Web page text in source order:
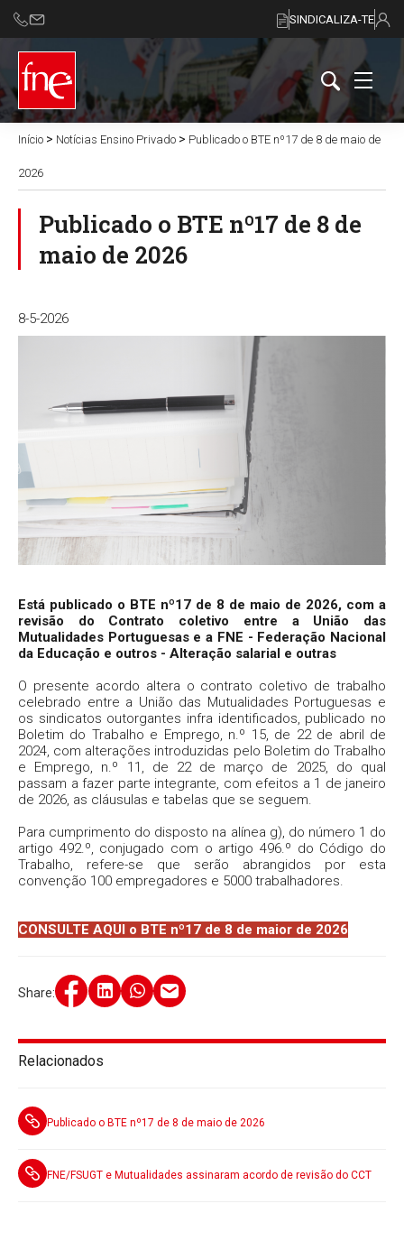
SINDICALIZA-TE
Início > Notícias Ensino Privado > Publicado o BTE nº17 de 8 de maio de
2026
Publicado o BTE nº17 de 8 de
maio de 2026
8-5-2026
Relacionados
Publicado o BTE nº17 de 8 de maio de 2026
FNE/FSUGT e Mutualidades assinaram acordo de revisão do CCT
Está publicado o BTE nº17 de 8 de maio de 2026, com a
revisão do Contrato coletivo entre a União das
Mutualidades Portuguesas e a FNE - Federação Nacional
da Educação e outros - Alteração salarial e outras
O presente acordo altera o contrato coletivo de trabalho
celebrado entre a União das Mutualidades Portuguesas e
os sindicatos outorgantes infra identificados, publicado no
Boletim do Trabalho e Emprego, n.º 15, de 22 de abril de
2024, com alterações introduzidas pelo Boletim do Trabalho
e Emprego, n.º 11, de 22 de março de 2025, do qual
passam a fazer parte integrante, com efeitos a 1 de janeiro
de 2026, as cláusulas e tabelas que se seguem.
Para cumprimento do disposto na alínea g), do número 1 do
artigo 492.º, conjugado com o artigo 496.º do Código do
Trabalho, refere-se que serão abrangidos por esta
convenção 100 empregadores e 5000 trabalhadores.
CONSULTE AQUI o BTE nº17 de 8 de maior de 2026
Share: